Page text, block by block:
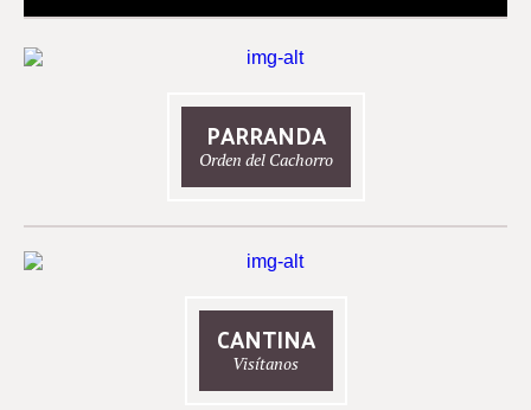
PARRANDA
Orden del Cachorro
CANTINA
Visítanos